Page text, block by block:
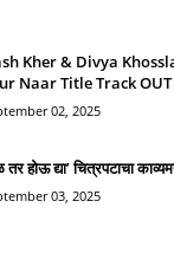
Kher & Divya
Naar Title Track OUT
02, 2025
होऊ द्या’ चित्रपटाचा
03, 2025